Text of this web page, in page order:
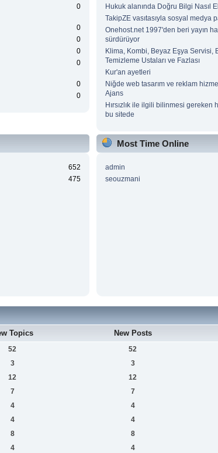
0
0
0
0
0
0
0
Hukuk alanında Doğru Bilgi Nasıl
TakipZE vasıtasıyla sosyal medya
Onehost.net 1997'den beri yayın
sürdürüyor
Klima, Kombi, Beyaz Eşya Servisi,
Temizleme Ustaları ve Fazlası
Kur'an ayetleri
Niğde web tasarım ve reklam
Ajans
Hırsızlık ile ilgili bilinmesi gereken
bu sitede
652
475
Most Time Online
admin
seouzmani
Topics New Posts
52 52
3 3
12 12
7 7
4 4
4 4
8 8
4 4